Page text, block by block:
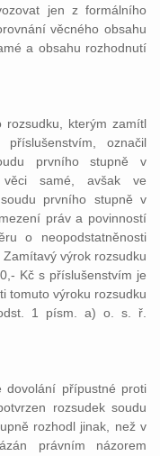
jen z formálního
věcného obsahu
a obsahu rozhodnutí
rozsudku, kterým zamítl
označil
prvního stupně v
věci samé, avšak ve
prvního stupně v
práv a povinností
o neopodstatněnosti
výrok rozsudku
Kč s příslušenstvím je
tomuto výroku rozsudku
1 písm. a) o. s. ř.
přípustné proti
rozsudek soudu
rozhodl jinak, než v
právním názorem